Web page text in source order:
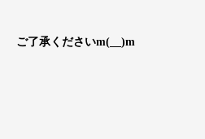
ご了承くださいm(__)m